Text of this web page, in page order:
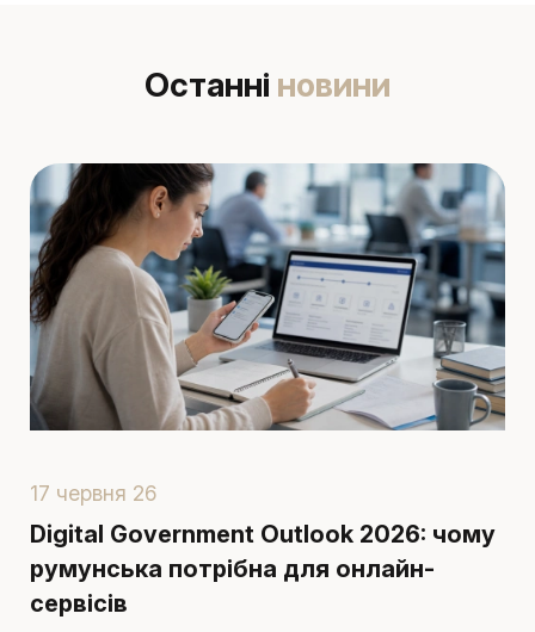
Останні новини
17 червня 26
Digital Government Outlook 2026: чому
румунська потрібна для онлайн-
сервісів